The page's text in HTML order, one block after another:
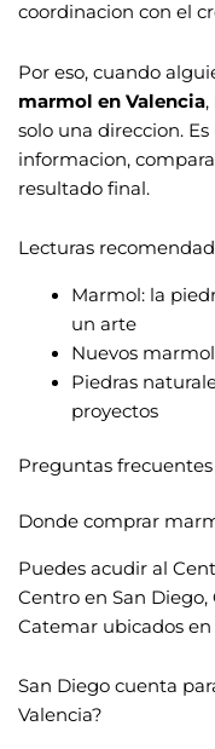
coordinacion con el
Por eso, cuando
marmol en Valencia
solo una direccion.
informacion,
resultado final.
Lecturas
Marmol: la
un arte
Nuevos
Piedras
proyectos
Preguntas
Donde comprar
Puedes acudir al
Centro en San
Catemar ubicados en
San Diego cuenta
Valencia?